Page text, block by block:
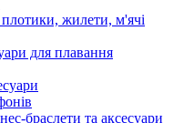
жилети, м'ячі
для плавання
браслети та аксесуари